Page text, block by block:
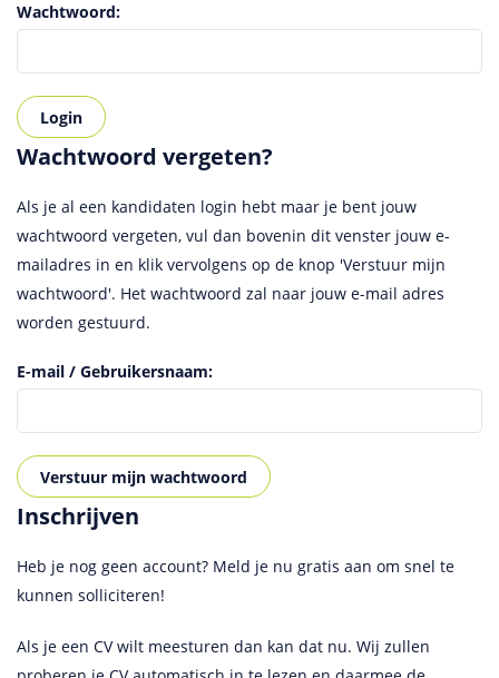
Wachtwoord:
Wachtwoord vergeten?
Als je al een kandidaten login hebt maar je bent jouw
wachtwoord vergeten, vul dan bovenin dit venster jouw e-
mailadres in en klik vervolgens op de knop 'Verstuur mijn
wachtwoord'. Het wachtwoord zal naar jouw e-mail adres
worden gestuurd.
E-mail / Gebruikersnaam:
Inschrijven
Heb je nog geen account? Meld je nu gratis aan om snel te
kunnen solliciteren!
Als je een CV wilt meesturen dan kan dat nu. Wij zullen